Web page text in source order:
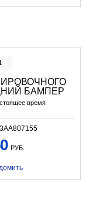
БАМПЕР
время
3AA807155
РУБ.